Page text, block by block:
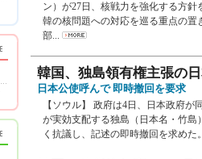
ン）が27日、核戦力を強化する方
韓の核問題への対応を巡る重点の
部...
韓国、独島領有権主張の
日本公使呼んで 即時撤回を要求
【ソウル】 政府は4日、日本政府
が実効支配する独島（日本名・竹
く抗議し、記述の即時撤回を求め